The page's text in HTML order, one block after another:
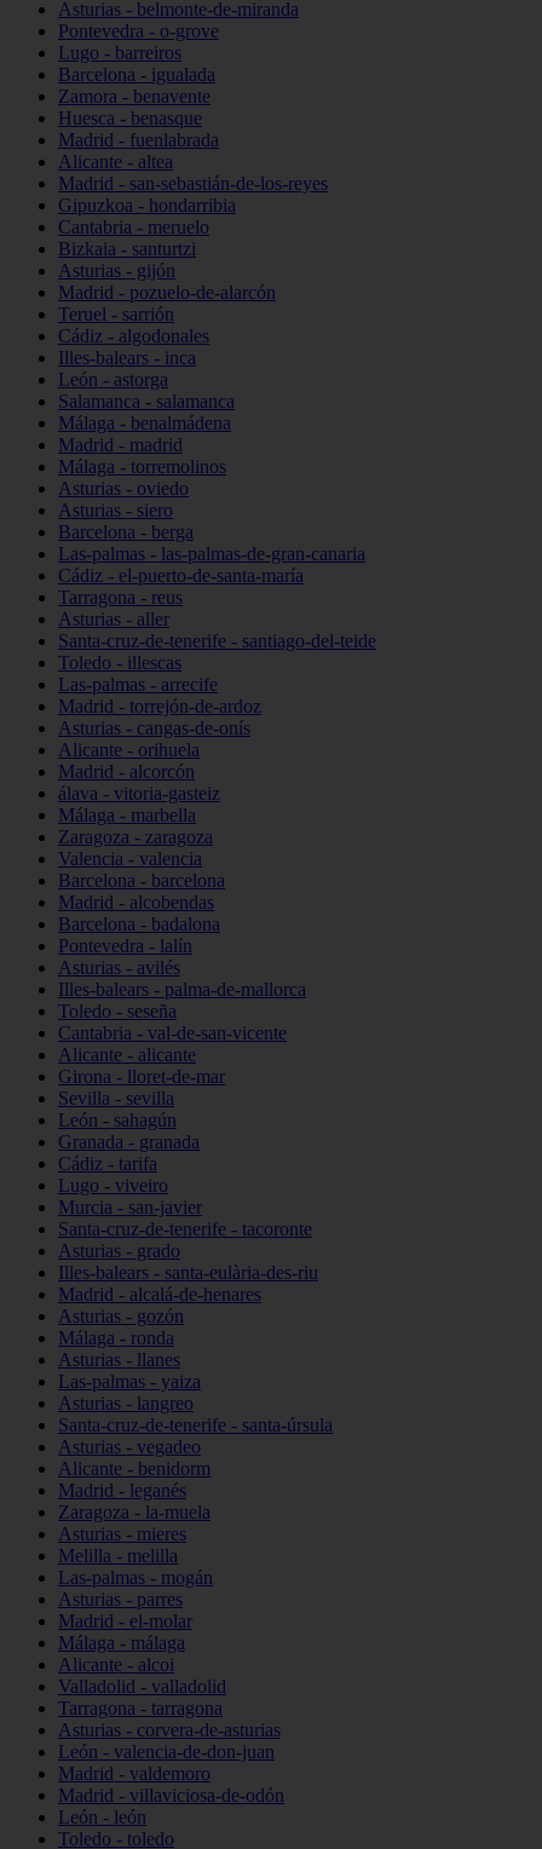
Asturias - belmonte-de-miranda
Pontevedra - o-grove
Lugo - barreiros
Barcelona - igualada
Zamora - benavente
Huesca - benasque
Madrid - fuenlabrada
Alicante - altea
Madrid - san-sebastián-de-los-reyes
Gipuzkoa - hondarribia
Cantabria - meruelo
Bizkaia - santurtzi
Asturias - gijón
Madrid - pozuelo-de-alarcón
Teruel - sarrión
Cádiz - algodonales
Illes-balears - inca
León - astorga
Salamanca - salamanca
Málaga - benalmádena
Madrid - madrid
Málaga - torremolinos
Asturias - oviedo
Asturias - siero
Barcelona - berga
Las-palmas - las-palmas-de-gran-canaria
Cádiz - el-puerto-de-santa-maría
Tarragona - reus
Asturias - aller
Santa-cruz-de-tenerife - santiago-del-teide
Toledo - illescas
Las-palmas - arrecife
Madrid - torrejón-de-ardoz
Asturias - cangas-de-onís
Alicante - orihuela
Madrid - alcorcón
álava - vitoria-gasteiz
Málaga - marbella
Zaragoza - zaragoza
Valencia - valencia
Barcelona - barcelona
Madrid - alcobendas
Barcelona - badalona
Pontevedra - lalín
Asturias - avilés
Illes-balears - palma-de-mallorca
Toledo - seseña
Cantabria - val-de-san-vicente
Alicante - alicante
Girona - lloret-de-mar
Sevilla - sevilla
León - sahagún
Granada - granada
Cádiz - tarifa
Lugo - viveiro
Murcia - san-javier
Santa-cruz-de-tenerife - tacoronte
Asturias - grado
Illes-balears - santa-eulària-des-riu
Madrid - alcalá-de-henares
Asturias - gozón
Málaga - ronda
Asturias - llanes
Las-palmas - yaiza
Asturias - langreo
Santa-cruz-de-tenerife - santa-úrsula
Asturias - vegadeo
Alicante - benidorm
Madrid - leganés
Zaragoza - la-muela
Asturias - mieres
Melilla - melilla
Las-palmas - mogán
Asturias - parres
Madrid - el-molar
Málaga - málaga
Alicante - alcoi
Valladolid - valladolid
Tarragona - tarragona
Asturias - corvera-de-asturias
León - valencia-de-don-juan
Madrid - valdemoro
Madrid - villaviciosa-de-odón
León - león
Toledo - toledo